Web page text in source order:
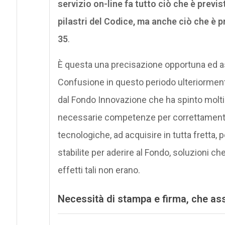
servizio on-line fa tutto ciò che è
pilastri del Codice, ma anche ciò che è
35.
È questa una precisazione opportuna ed
Confusione in questo periodo
dal Fondo Innovazione che ha spinto
necessarie competenze per
tecnologiche, ad acquisire in tutta fretta,
stabilite per aderire al Fondo, soluzioni
effetti tali non erano.
Necessità di stampa e firma, che